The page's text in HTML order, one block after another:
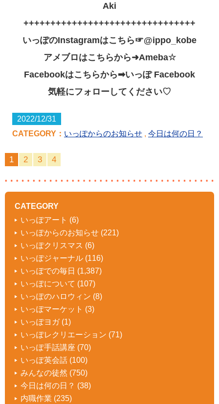
Aki
++++++++++++++++++++++++++++++++
いっぽのInstagramはこちら☞@ippo_kobe
アメブロはこちらから➜Ameba☆
Facebookはこちらから➡いっぽ Facebook
気軽にフォローしてください♡
2022/12/31
CATEGORY： いっぽからのお知らせ , 今日は何の日？
1 2 3 4
CATEGORY
いっぽアート (6)
いっぽからのお知らせ (221)
いっぽクリスマス (6)
いっぽジャーナル (116)
いっぽでの毎日 (1,387)
いっぽについて (107)
いっぽのハロウィン (8)
いっぽマーケット (3)
いっぽヨガ(1)
いっぽレクリエーション (71)
いっぽ手話講座 (70)
いっぽ英会話 (100)
みんなの徒然 (750)
今日は何の日？ (38)
内職作業 (235)